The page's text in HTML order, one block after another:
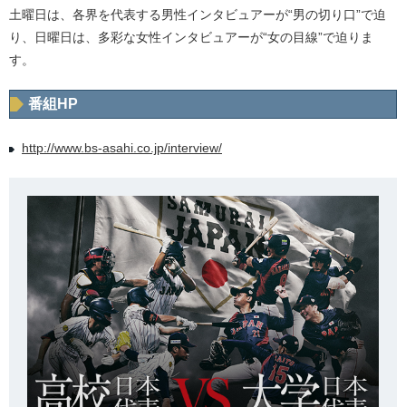
土曜日は、各界を代表する男性インタビュアーが“男の切り口”で迫
り、日曜日は、多彩な女性インタビュアーが“女の目線”で迫りま
す。
番組HP
http://www.bs-asahi.co.jp/interview/